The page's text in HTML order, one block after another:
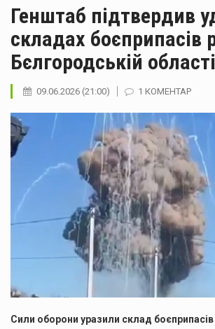
Генштаб підтвердив
складах боєприпасів
Бєлгородській області
09.06.2026 (21:00) 1 КОМЕНТАР
Сили оборони уразили склад